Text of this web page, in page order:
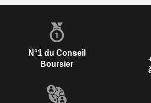
N°1 du Conseil
Boursier